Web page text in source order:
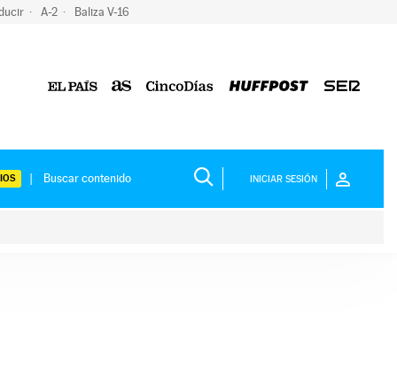
A-2 Baliza V-16
INICIAR SESIÓN